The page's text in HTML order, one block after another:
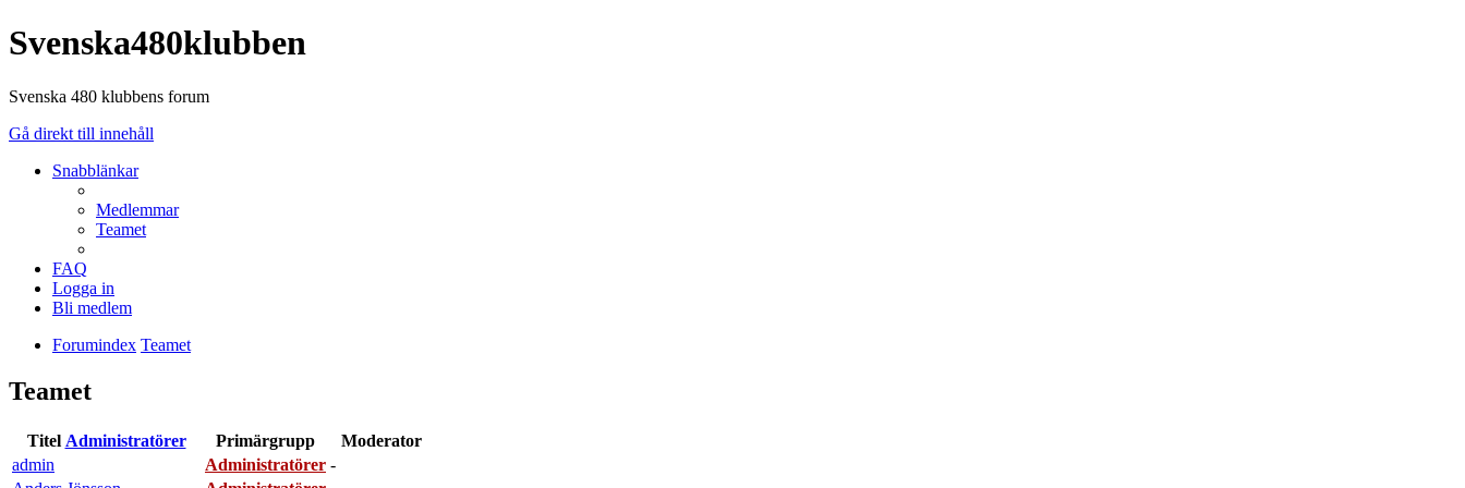
Svenska480klubben
Svenska 480 klubbens forum
Gå direkt till innehåll
Snabblänkar
Medlemmar
Teamet
FAQ
Logga in
Bli medlem
Forumindex Teamet
Teamet
Titel Administratörer Primärgrupp
Moderator
admin
Administratörer -